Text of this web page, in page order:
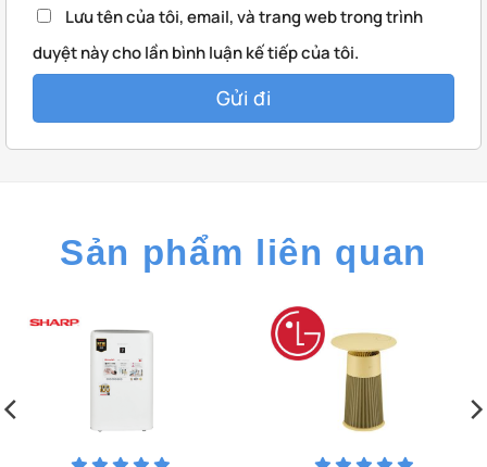
Lưu tên của tôi, email, và trang web trong trình
duyệt này cho lần bình luận kế tiếp của tôi.
Sản phẩm liên quan